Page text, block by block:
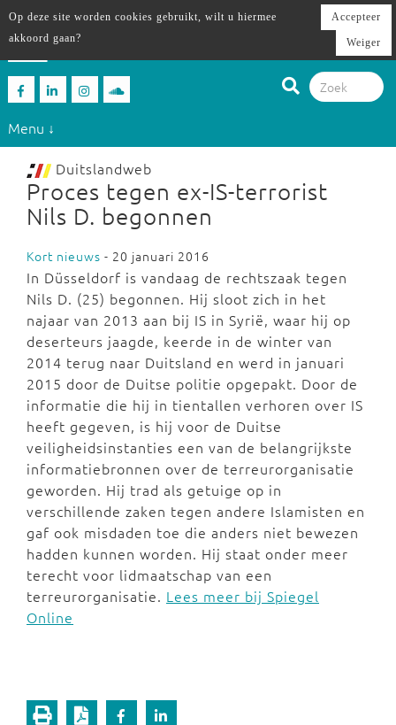
Menu ↓
Duitslandweb
Proces tegen ex-IS-terrorist
Nils D. begonnen
Kort nieuws - 20 januari 2016
In Düsseldorf is vandaag de rechtszaak tegen
Nils D. (25) begonnen. Hij sloot zich in het
najaar van 2013 aan bij IS in Syrië, waar hij op
deserteurs jaagde, keerde in de winter van
2014 terug naar Duitsland en werd in januari
2015 door de Duitse politie opgepakt. Door de
informatie die hij in tientallen verhoren over IS
heeft gegeven, is hij voor de Duitse
veiligheidsinstanties een van de belangrijkste
informatiebronnen over de terreurorganisatie
geworden. Hij trad als getuige op in
verschillende zaken tegen andere Islamisten en
gaf ook misdaden toe die anders niet bewezen
hadden kunnen worden. Hij staat onder meer
terecht voor lidmaatschap van een
terreurorganisatie. Lees meer bij Spiegel
Online
Op deze site worden cookies gebruikt, wilt u hiermee
akkoord gaan?
Accepteer
Weiger